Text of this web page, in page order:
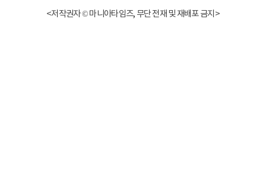
<저작권자 © 마니아타임즈, 무단 전재 및 재배포 금지>